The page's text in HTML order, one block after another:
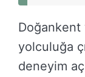
Doğankent
yolculuğa
deneyim